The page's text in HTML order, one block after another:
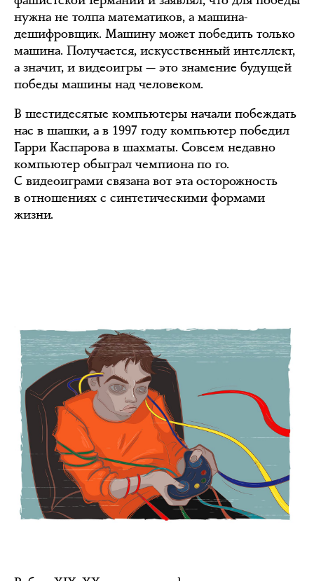
нужна не толпа математиков, а машина-
дешифровщик. Машину может победить только
машина. Получается, искусственный интеллект,
а значит, и видеоигры — это знамение будущей
победы машины над человеком.
В шестидесятые компьютеры начали побеждать
нас в шашки, а в 1997 году компьютер победил
Гарри Каспарова в шахматы. Совсем недавно
компьютер обыграл чемпиона по го.
С видеоиграми связана вот эта осторожность
в отношениях с синтетическими формами
жизни.